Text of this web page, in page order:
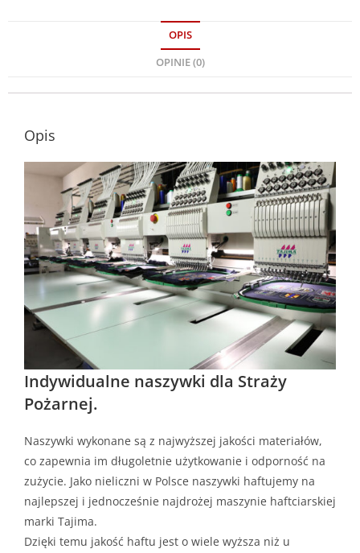
OPIS
OPINIE (0)
Opis
Indywidualne naszywki dla Straży
Pożarnej.
Naszywki wykonane są z najwyższej jakości materiałów,
co zapewnia im długoletnie użytkowanie i odporność na
zużycie. Jako nieliczni w Polsce naszywki haftujemy na
najlepszej i jednocześnie najdrożej maszynie haftciarskiej
marki Tajima.
Dzięki temu jakość haftu jest o wiele wyższa niż u